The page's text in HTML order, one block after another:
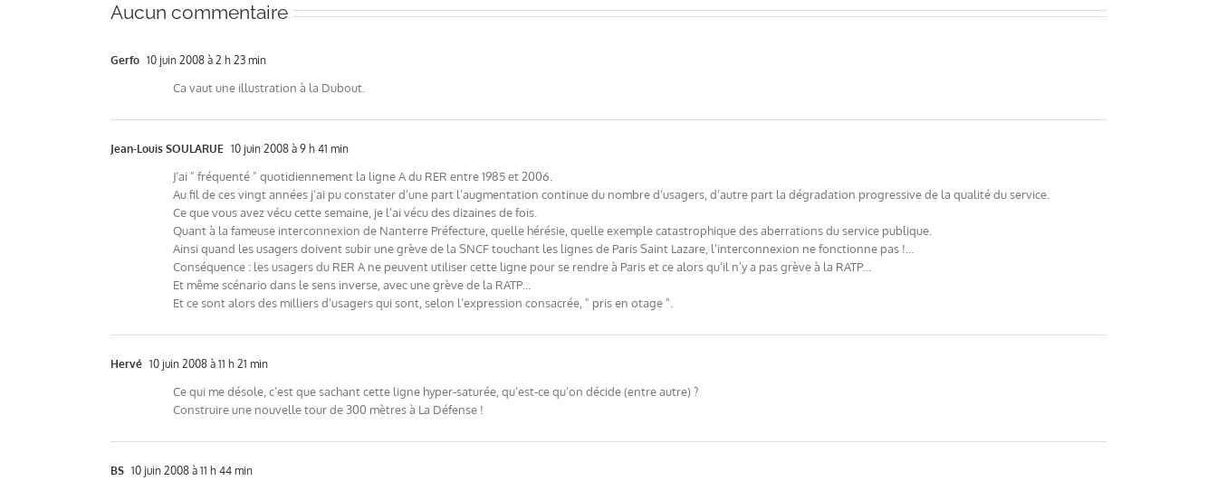
Aucun commentaire
Gerfo 10 juin 2008 à 2 h 23 min
Ca vaut une illustration à la Dubout.
Jean-Louis SOULARUE 10 juin 2008 à 9 h 41 min
J’ai " fréquenté " quotidiennement la ligne A du RER entre 1985 et 2006.
Au fil de ces vingt années j’ai pu constater d’une part l’augmentation continue du nombre d’usagers, d’autre part la dégradation progressive de la qualité du service.
Ce que vous avez vécu cette semaine, je l’ai vécu des dizaines de fois.
Quant à la fameuse interconnexion de Nanterre Préfecture, quelle hérésie, quelle exemple catastrophique des aberrations du service publique.
Ainsi quand les usagers doivent subir une grève de la SNCF touchant les lignes de Paris Saint Lazare, l’interconnexion ne fonctionne pas !…
Conséquence : les usagers du RER A ne peuvent utiliser cette ligne pour se rendre à Paris et ce alors qu’il n’y a pas grève à la RATP…
Et même scénario dans le sens inverse, avec une grève de la RATP…
Et ce sont alors des milliers d’usagers qui sont, selon l’expression consacrée, " pris en otage ".
Hervé 10 juin 2008 à 11 h 21 min
Ce qui me désole, c’est que sachant cette ligne hyper-saturée, qu’est-ce qu’on décide (entre autre) ?
Construire une nouvelle tour de 300 mètres à La Défense !
BS 10 juin 2008 à 11 h 44 min